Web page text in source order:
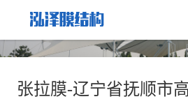
张拉膜-辽宁省抚顺市